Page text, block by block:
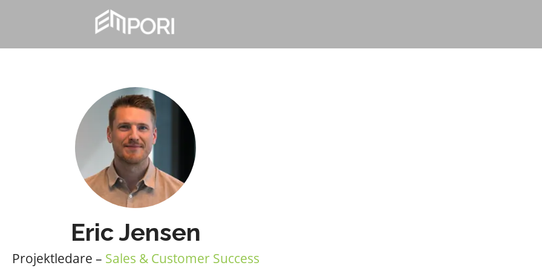
Eric Jensen
Projektledare – Sales & Customer Success